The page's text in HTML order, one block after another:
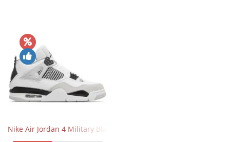
Nike Air Jordan 4 Military Black